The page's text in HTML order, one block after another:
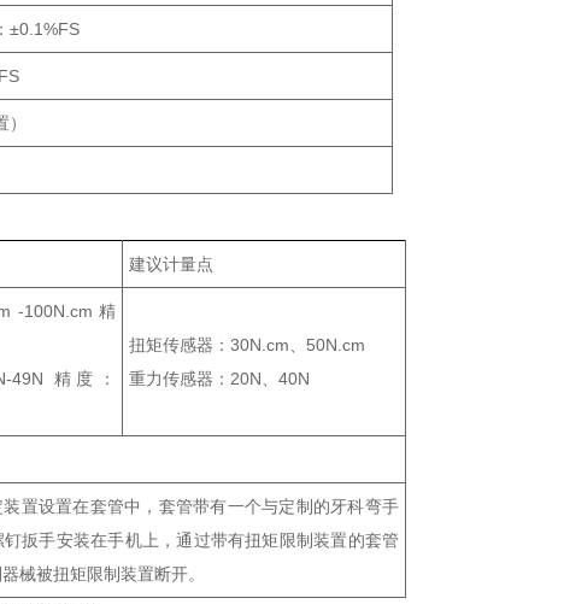
±0.1%FS
建议计量点
-100N.cm 精
精度：
扭矩传感器：30N.cm、50N.cm
重力传感器：20N、40N
置设置在套管中，套管带有一个与定制的牙科弯手
扳手安装在手机上，通过带有扭矩限制装置的套管
械被扭矩限制装置断开。